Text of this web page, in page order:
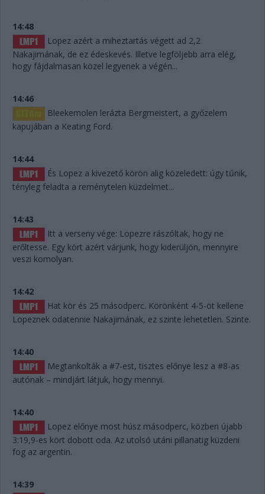
14:48
Lopez azért a miheztartás végett ad 2,2
Nakajimának, de ez édeskevés. Illetve legföljebb arra elég,
hogy fájdalmasan közel legyenek a végén...
14:46
Bleekemolen lerázta Bergmeistert, a győzelem
kapujában a Keating Ford.
14:44
És Lopez a kivezető körön alig közeledett: úgy tűnik,
tényleg feladta a reménytelen küzdelmet...
14:43
Itt a verseny vége: Lopezre rászóltak, hogy ne
erőltesse. Egy kört azért várjunk, hogy kiderüljön, mennyire
veszi komolyan.
14:42
Hat kör és 25 másodperc. Körönként 4-5-öt kellene
Lopeznek odatennie Nakajimának, ez szinte lehetetlen. Szinte.
14:40
Megtankolták a #7-est, tisztes előnye lesz a #8-as
autónak – mindjárt látjuk, hogy mennyi.
14:40
Lopez előnye most húsz másodperc, közben újabb
3:19,9-es kört dobott oda. Az utolsó utáni pillanatig küzdeni
fog az argentin.
14:39